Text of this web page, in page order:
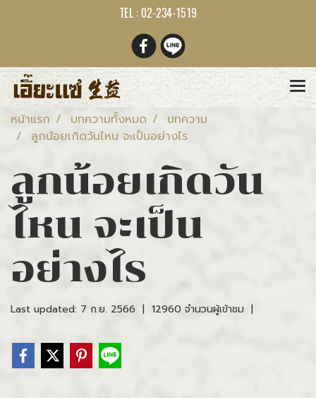
TEL : 02-234-1519
หน้าแรก บทความทั้งหมด
บทความ
ลูกน้อยเกิดวันไหน จะเป็นอย่างไร
ลูกน้อยเกิดวัน
ไหน จะเป็น
อย่างไร
Last updated: 7 ก.ย. 2566 | 12960 จำนวนผู้เข้าชม |